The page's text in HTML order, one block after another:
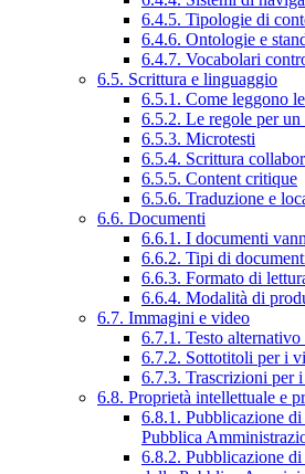
6.4.5. Tipologie di
6.4.6. Ontologie e
6.4.7. Vocabolari
6.5. Scrittura e linguaggio
6.5.1. Come leggono
6.5.2. Le regole per
6.5.3. Microtesti
6.5.4. Scrittura
6.5.5. Content critique
6.5.6. Traduzione e
6.6. Documenti
6.6.1. I documenti
6.6.2. Tipi di
6.6.3. Formato di
6.6.4. Modalità di
6.7. Immagini e video
6.7.1. Testo
6.7.2. Sottotitoli per i
6.7.3. Trascrizioni per
6.8. Proprietà intellettuale e
6.8.1. Pubblicazione
Pubblica
6.8.2. Pubblicazione